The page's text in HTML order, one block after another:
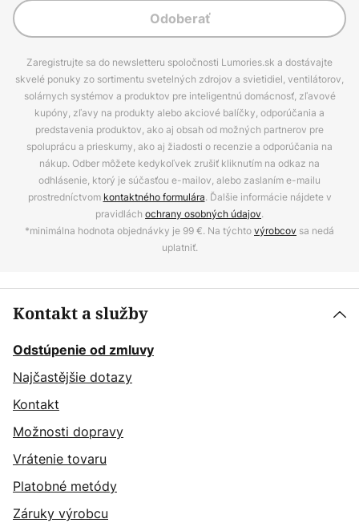
Odoberať
Zaregistrujte sa do newsletteru spoločnosti Lumories.sk a dostávajte
skvelé ponuky zo sortimentu svetelných zdrojov a svietidiel, ventilátorov,
solárnych systémov a produktov pre inteligentnú domácnosť, zľavové
kupóny, zľavy na produkty alebo akciové balíčky, odporúčania a
predstavenia produktov, ako aj obsah od možných partnerov pre
spoluprácu a prieskumy, ako aj žiadosti o recenzie a odporúčania na
nákup. Odber môžete kedykoľvek zrušiť kliknutím na odkaz na
odhlásenie, ktorý je súčasťou e-mailov, alebo zaslaním e-mailu
prostredníctvom kontaktného formulára. Ďalšie informácie nájdete v
pravidlách ochrany osobných údajov.
*minimálna hodnota objednávky je 99 €. Na týchtovýrobcov sa nedá
uplatniť.
Kontakt a služby
Odstúpenie od zmluvy
Najčastějšie dotazy
Kontakt
Možnosti dopravy
Vrátenie tovaru
Platobné metódy
Záruky výrobcu